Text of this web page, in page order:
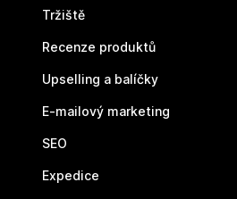
Tržiště
Recenze produktů
Upselling a balíčky
E-mailový marketing
SEO
Expedice